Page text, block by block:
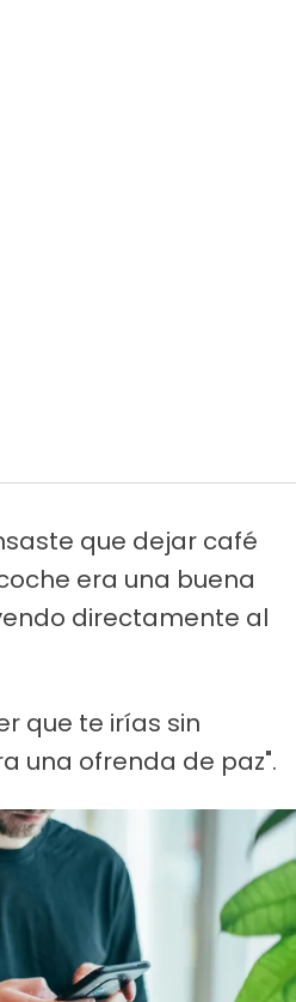
que dejar café
era una buena
directamente al
que te irías sin
una ofrenda de paz".